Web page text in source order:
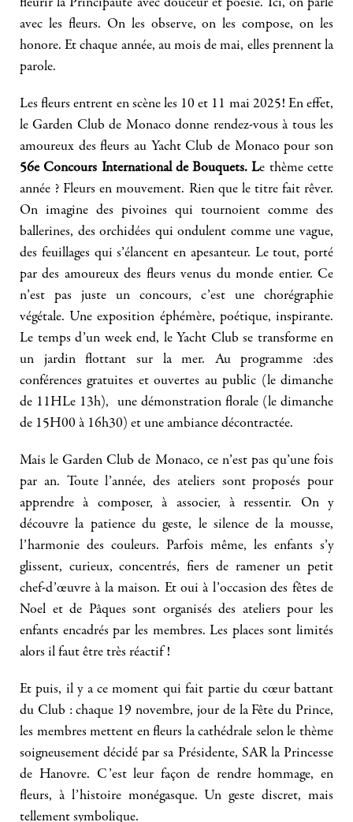
fleurir la Principauté avec douceur et poésie. Ici, on parle
avec les fleurs. On les observe, on les compose, on les
honore. Et chaque année, au mois de mai, elles prennent la
parole.
Les fleurs entrent en scène les 10 et 11 mai 2025! En effet,
le Garden Club de Monaco donne rendez-vous à tous les
amoureux des fleurs au Yacht Club de Monaco pour son
56e Concours International de Bouquets. Le thème cette
année ? Fleurs en mouvement. Rien que le titre fait rêver.
On imagine des pivoines qui tournoient comme des
ballerines, des orchidées qui ondulent comme une vague,
des feuillages qui s’élancent en apesanteur. Le tout, porté
par des amoureux des fleurs venus du monde entier. Ce
n’est pas juste un concours, c’est une chorégraphie
végétale. Une exposition éphémère, poétique, inspirante.
Le temps d’un week end, le Yacht Club se transforme en
un jardin flottant sur la mer. Au programme :des
conférences gratuites et ouvertes au public (le dimanche
de 11HLe 13h), une démonstration florale (le dimanche
de 15H00 à 16h30) et une ambiance décontractée.
Mais le Garden Club de Monaco, ce n’est pas qu’une fois
par an. Toute l’année, des ateliers sont proposés pour
apprendre à composer, à associer, à ressentir. On y
découvre la patience du geste, le silence de la mousse,
l’harmonie des couleurs. Parfois même, les enfants s’y
glissent, curieux, concentrés, fiers de ramener un petit
chef-d’œuvre à la maison. Et oui à l’occasion des fêtes de
Noel et de Pâques sont organisés des ateliers pour les
enfants encadrés par les membres. Les places sont limités
alors il faut être très réactif !
Et puis, il y a ce moment qui fait partie du cœur battant
du Club : chaque 19 novembre, jour de la Fête du Prince,
les membres mettent en fleurs la cathédrale selon le thème
soigneusement décidé par sa Présidente, SAR la Princesse
de Hanovre. C’est leur façon de rendre hommage, en
fleurs, à l’histoire monégasque. Un geste discret, mais
tellement symbolique.